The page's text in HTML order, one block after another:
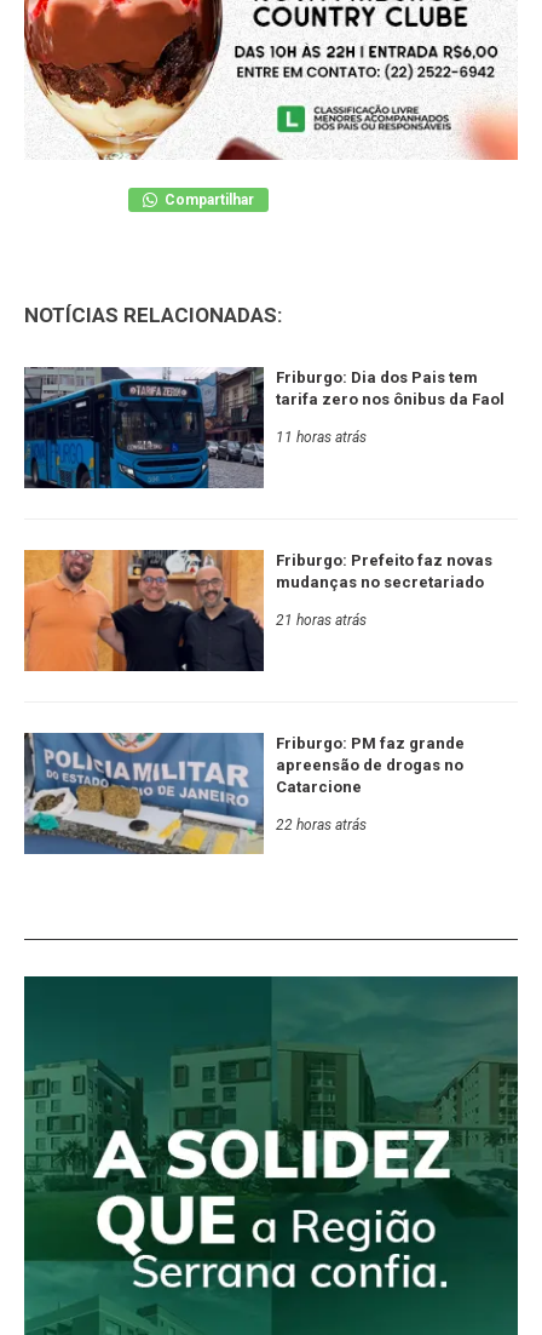
Compartilhar
NOTÍCIAS RELACIONADAS:
Friburgo: Dia dos Pais tem
tarifa zero nos ônibus da Faol
11 horas atrás
Friburgo: Prefeito faz novas
mudanças no secretariado
21 horas atrás
Friburgo: PM faz grande
apreensão de drogas no
Catarcione
22 horas atrás